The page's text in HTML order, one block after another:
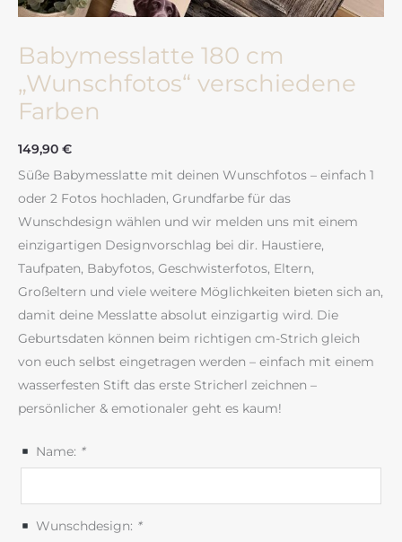
Babymesslatte 180 cm
„Wunschfotos“ verschiedene
Farben
149,90 €
Süße Babymesslatte mit deinen Wunschfotos – einfach 1
oder 2 Fotos hochladen, Grundfarbe für das
Wunschdesign wählen und wir melden uns mit einem
einzigartigen Designvorschlag bei dir. Haustiere,
Taufpaten, Babyfotos, Geschwisterfotos, Eltern,
Großeltern und viele weitere Möglichkeiten bieten sich an,
damit deine Messlatte absolut einzigartig wird. Die
Geburtsdaten können beim richtigen cm-Strich gleich
von euch selbst eingetragen werden – einfach mit einem
wasserfesten Stift das erste Stricherl zeichnen –
persönlicher & emotionaler geht es kaum!
Name: *
Wunschdesign: *